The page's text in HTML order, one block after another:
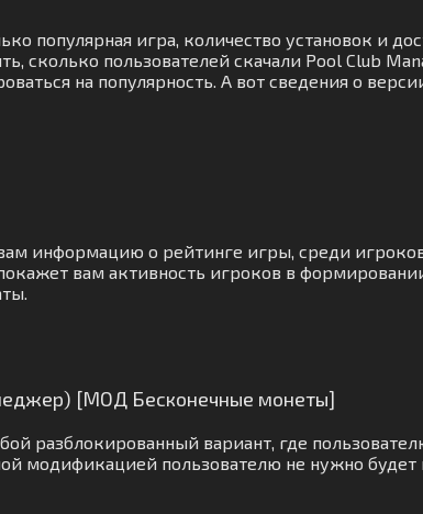
популярная игра, количество установок и
сколько пользователей скачали Pool Club
на популярность. А вот сведения о
информацию о рейтинге игры, среди
вам активность игроков в
[МОД Бесконечные монеты]
разблокированный вариант, где
модификацией пользователю не нужно